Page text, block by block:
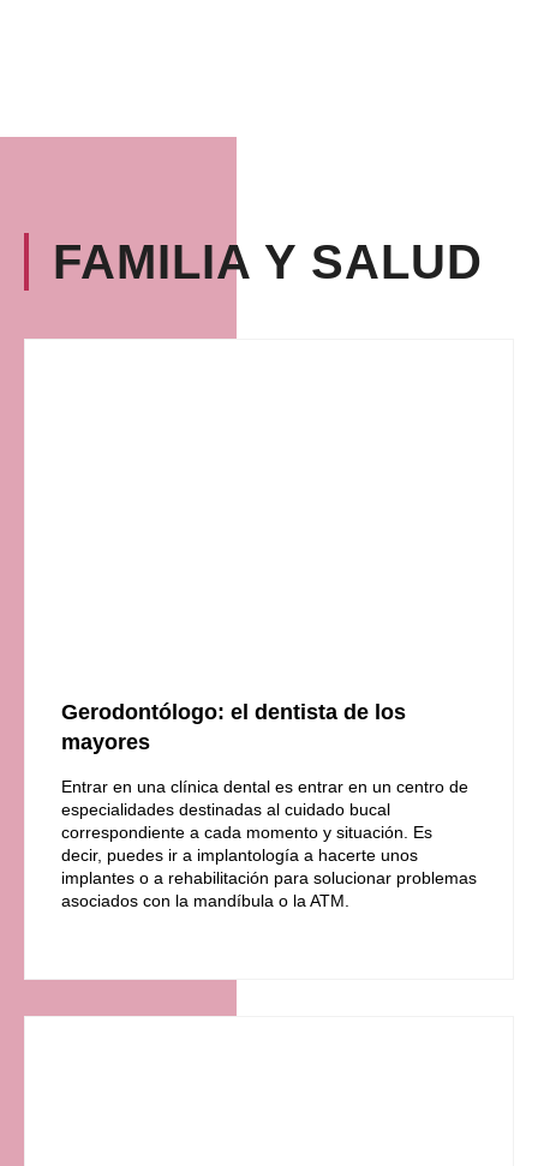
FAMILIA Y SALUD
Gerodontólogo: el dentista de los
mayores
Entrar en una clínica dental es entrar en un centro de
especialidades destinadas al cuidado bucal
correspondiente a cada momento y situación. Es
decir, puedes ir a implantología a hacerte unos
implantes o a rehabilitación para solucionar problemas
asociados con la mandíbula o la ATM.